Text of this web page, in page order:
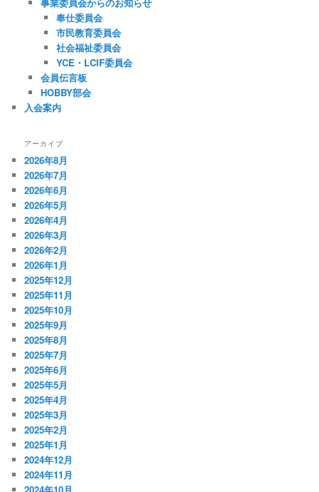
奉仕委員会
市民教育委員会
社会福祉委員会
YCE・LCIF委員会
会員伝言板
HOBBY部会
入会案内
アーカイブ
2026年8月
2026年7月
2026年6月
2026年5月
2026年4月
2026年3月
2026年2月
2026年1月
2025年12月
2025年11月
2025年10月
2025年9月
2025年8月
2025年7月
2025年6月
2025年5月
2025年4月
2025年3月
2025年2月
2025年1月
2024年12月
2024年11月
2024年10月